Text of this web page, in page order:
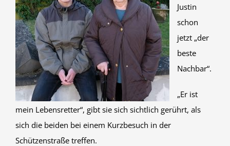
Justin
schon
jetzt „der
beste
Nachbar“.
„Er ist
mein Lebensretter“, gibt sie sich sichtlich gerührt, als
sich die beiden bei einem Kurzbesuch in der
Schützenstraße treffen.